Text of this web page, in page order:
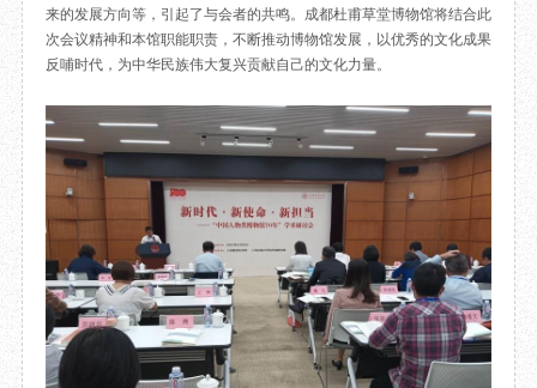
茅屋景区
唐代遗址
大雅堂
万佛楼
草堂书院
千诗碑
来的发展方向等，引起了与会者的共鸣。成都杜甫草堂博物馆将结合此
次会议精神和本馆职能职责，不断推动博物馆发展，以优秀的文化成果
反哺时代，为中华民族伟大复兴贡献自己的文化力量。